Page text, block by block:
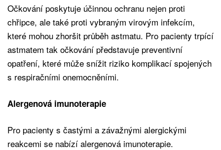
Očkování poskytuje účinnou ochranu nejen proti
chřipce, ale také proti vybraným virovým infekcím,
které mohou zhoršit průběh astmatu. Pro pacienty trpící
astmatem tak očkování představuje preventivní
opatření, které může snížit riziko komplikací spojených
s respiračními onemocněními.
Alergenová imunoterapie
Pro pacienty s častými a závažnými alergickými
reakcemi se nabízí alergenová imunoterapie.